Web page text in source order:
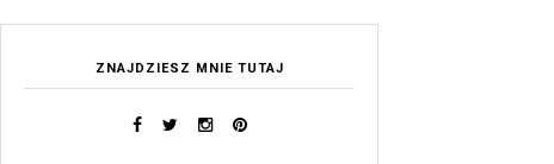
ZNAJDZIESZ MNIE TUTAJ